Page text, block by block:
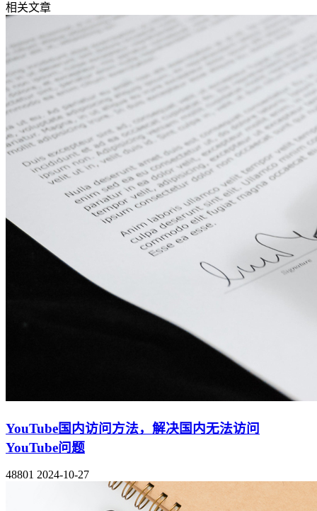
相关文章
YouTube国内访问方法，解决国内无法访问
YouTube问题
48801 2024-10-27